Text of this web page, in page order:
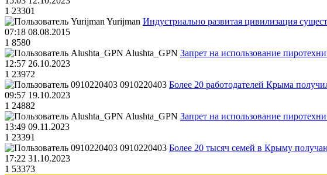
1 23301
Yurijman Индустриально развитая цивилизация
07:18 08.08.2015
1 8580
Alushta_GPN Запрет на использование
12:57 26.10.2023
1 23972
0910220403 Более 20 работодателей Крыма
09:57 19.10.2023
1 24882
Alushta_GPN Запрет на использование
13:49 09.11.2023
1 23391
0910220403 Более 20 тысяч семей в Крыму
17:22 31.10.2023
1 53373